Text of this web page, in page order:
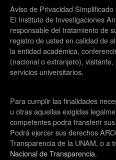
Aviso de Privacidad Simplificado
El Instituto de Investigaciones
responsable del tratamiento de
registro de usted en calidad de
la entidad académica,
(nacional o extranjero),
servicios universitarios.
Para cumplir las finalidades
u otras aquellas exigidas
competentes podrá transferir
Podrá ejercer sus derechos
Transparencia de la UNAM, o a
Nacional de Transparencia.